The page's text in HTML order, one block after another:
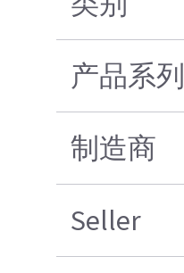
产品系列
制造商
Seller